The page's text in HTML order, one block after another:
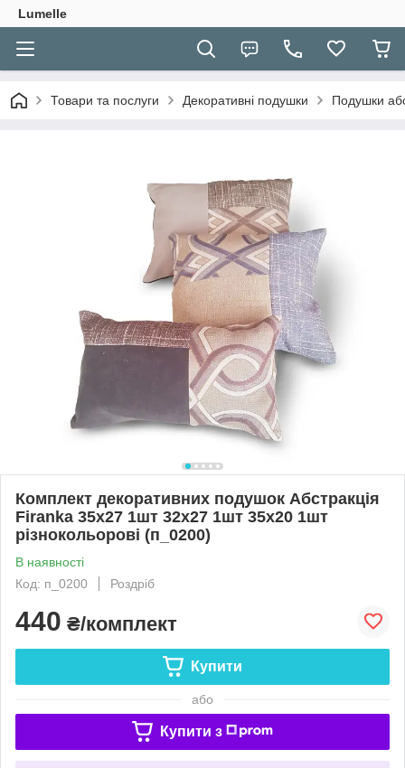
Lumelle
Товари та послуги Декоративні подушки Подушки
Комплект декоративних подушок Абстракція
Firanka 35х27 1шт 32х27 1шт 35х20 1шт
різнокольорові (п_0200)
В наявності
Код: п_0200
Роздріб
440 ₴/комплект
Купити
або
Купити з